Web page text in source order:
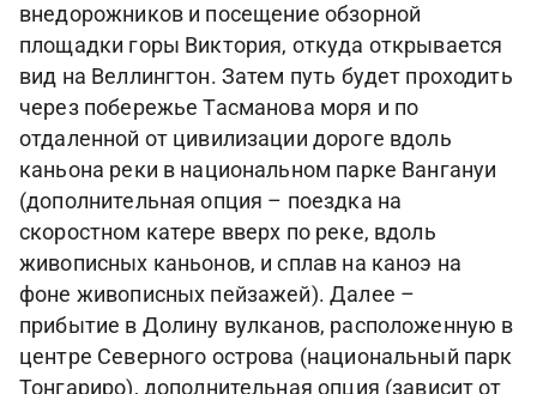
внедорожников и посещение обзорной
площадки горы Виктория, откуда открывается
вид на Веллингтон. Затем путь будет проходить
через побережье Тасманова моря и по
отдаленной от цивилизации дороге вдоль
каньона реки в национальном парке Вангануи
(дополнительная опция – поездка на
скоростном катере вверх по реке, вдоль
живописных каньонов, и сплав на каноэ на
фоне живописных пейзажей). Далее –
прибытие в Долину вулканов, расположенную в
центре Северного острова (национальный парк
Тонгариро), дополнительная опция (зависит от